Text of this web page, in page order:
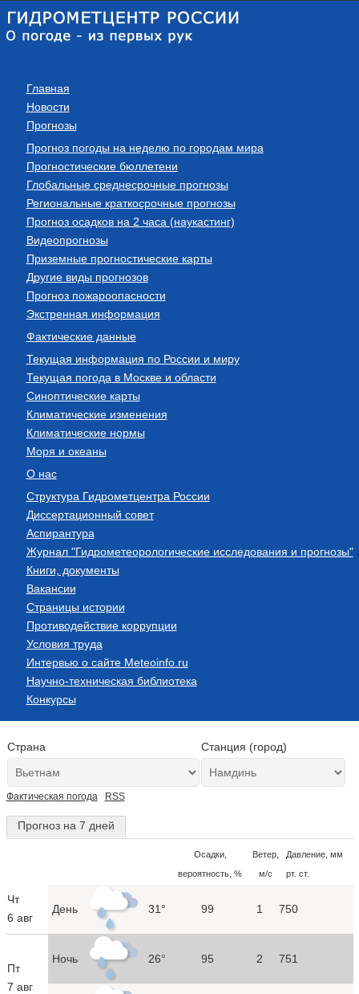
Главная
Новости
Прогнозы
Прогноз погоды на неделю по городам мира
Прогностические бюллетени
Глобальные среднесрочные прогнозы
Региональные краткосрочные прогнозы
Прогноз осадков на 2 часа (наукастинг)
Видеопрогнозы
Приземные прогностические карты
Другие виды прогнозов
Прогноз пожароопасности
Экстренная информация
Фактические данные
Текущая информация по России и миру
Текущая погода в Москве и области
Синоптические карты
Климатические изменения
Климатические нормы
Моря и океаны
О нас
Структура Гидрометцентра России
Диссертационный совет
Аспирантура
Журнал "Гидрометеорологические исследования и прогнозы"
Книги, документы
Вакансии
Страницы истории
Противодействие коррупции
Условия труда
Интервью о сайте Meteoinfo.ru
Научно-техническая библиотека
Конкурсы
Страна Станция (город)
Фактическая погода RSS
Прогноз на 7 дней
Осадки,
вероятность, %
Ветер,
м/с
Давление, мм
рт. ст.
Чт
6 авг
День 31° 99 1 750
Пт
7 авг
Ночь 26° 95 2 751